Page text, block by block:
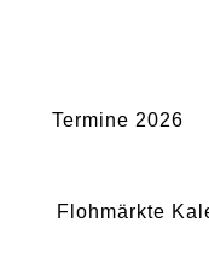
springen
springen
Termine 2026
Flohmärkte